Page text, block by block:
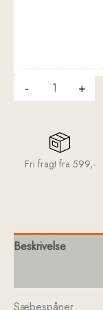
- +
Fri fragt fra 599,-
Beskrivelse